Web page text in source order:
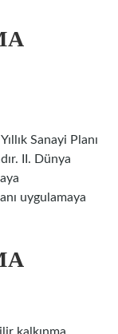
Sanayi Planı
II. Dünya
uygulamaya